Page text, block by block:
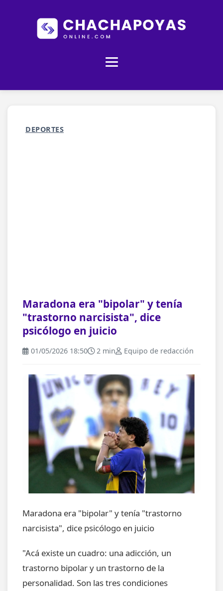
DEPORTES
Maradona era "bipolar" y tenía
"trastorno narcisista", dice
psicólogo en juicio
01/05/2026 18:50 2 min Equipo de redacción
Maradona era "bipolar" y tenía "trastorno
narcisista", dice psicólogo en juicio
"Acá existe un cuadro: una adicción, un
trastorno bipolar y un trastorno de la
personalidad. Son las tres condiciones